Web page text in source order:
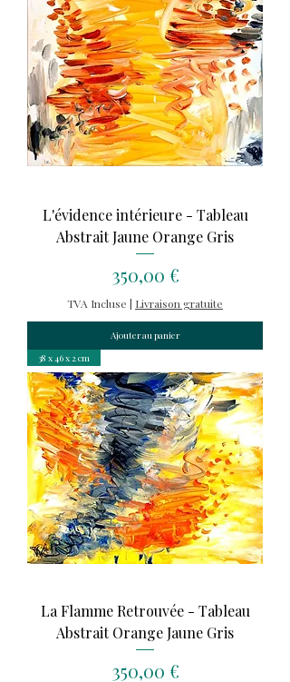
L'évidence intérieure - Tableau
Abstrait Jaune Orange Gris
Prix
350,00 €
TVA Incluse | Livraison gratuite
Ajouter au panier
38 x 46 x 2 cm
La Flamme Retrouvée - Tableau
Abstrait Orange Jaune Gris
Prix
350,00 €